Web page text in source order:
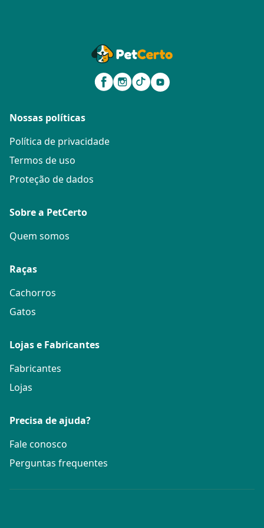
Nossas políticas
Política de privacidade
Termos de uso
Proteção de dados
Sobre a PetCerto
Quem somos
Raças
Cachorros
Gatos
Lojas e Fabricantes
Fabricantes
Lojas
Precisa de ajuda?
Fale conosco
Perguntas frequentes